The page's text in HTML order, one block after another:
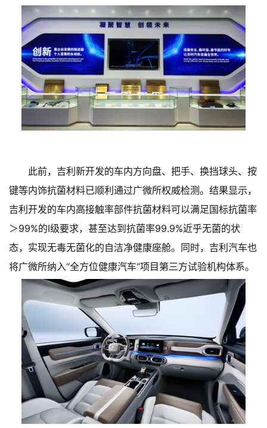
此前，吉利新开发的车内方向盘、把手、换挡球头、按
键等内饰抗菌材料已顺利通过广微所权威检测。结果显示，
吉利开发的车内高接触率部件抗菌材料可以满足国标抗菌率
＞99%的Ⅰ级要求，甚至达到抗菌率99.9%近乎无菌的状
态，实现无毒无菌化的自洁净健康座舱。同时，吉利汽车也
将广微所纳入“全方位健康汽车“项目第三方试验机构体系。